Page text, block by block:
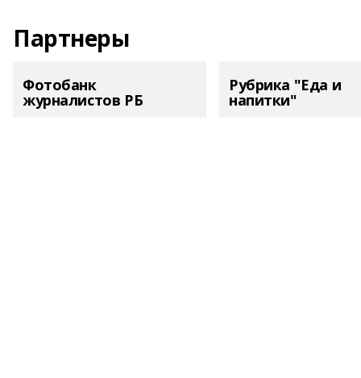
Партнеры
Фотобанк
журналистов РБ
Рубрика "Еда и
напитки"